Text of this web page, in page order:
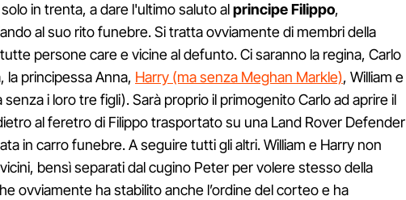
in trenta, a dare l'ultimo saluto alprincipe Filippo,
al suo rito funebre. Si tratta ovviamente di membri della
persone care e vicine al defunto. Ci saranno la regina, Carlo
la principessa Anna, Harry (ma senza Meghan Markle), William e
senza i loro tre figli). Sarà proprio il primogenito Carlo ad aprire il
al feretro di Filippo trasportato su una Land Rover Defender
in carro funebre. A seguire tutti gli altri. William e Harry non
bensì separati dal cugino Peter per volere stesso della
ovviamente ha stabilito anche l’ordine del corteo e ha